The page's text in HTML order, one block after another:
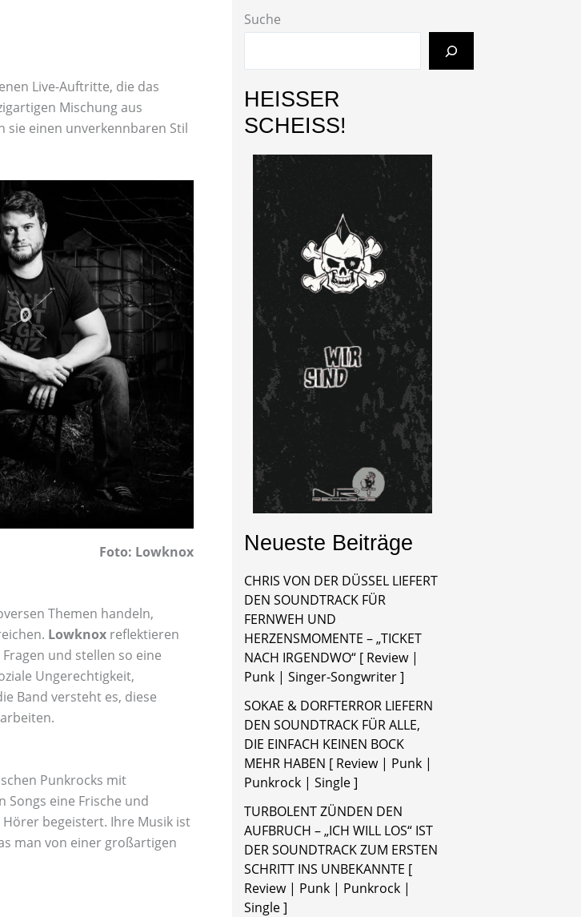
Live-Auftritte, die das
Mischung aus
sie einen unverkennbaren Stil
Foto: Lowknox
Themen handeln,
Lowknox reflektieren
und stellen so eine
Ungerechtigkeit,
Band versteht es, diese
Punkrocks mit
eine Frische und
begeistert. Ihre Musik ist
man von einer großartigen
Suche
HEISSER
SCHEISS!
Neueste Beiträge
CHRIS VON DER DÜSSEL LIEFERT
DEN SOUNDTRACK FÜR
FERNWEH UND
HERZENSMOMENTE – „TICKET
NACH IRGENDWO“ [ Review |
Punk | Singer-Songwriter ]
SOKAE & DORFTERROR LIEFERN
DEN SOUNDTRACK FÜR ALLE,
DIE EINFACH KEINEN BOCK
MEHR HABEN [ Review | Punk |
Punkrock | Single ]
TURBOLENT ZÜNDEN DEN
AUFBRUCH – „ICH WILL LOS“ IST
DER SOUNDTRACK ZUM ERSTEN
SCHRITT INS UNBEKANNTE [
Review | Punk | Punkrock |
Single ]